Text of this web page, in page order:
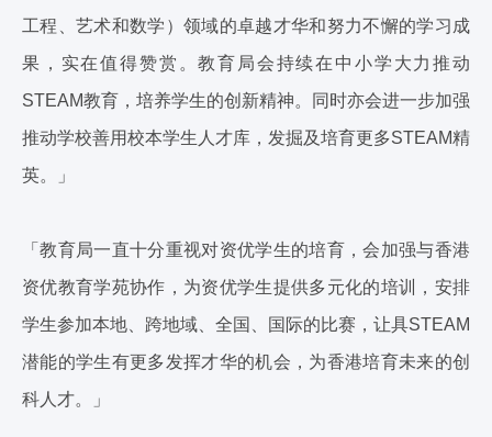
工程、艺术和数学）领域的卓越才华和努力不懈的学习成
果，实在值得赞赏。教育局会持续在中小学大力推动
STEAM教育，培养学生的创新精神。同时亦会进一步加强
推动学校善用校本学生人才库，发掘及培育更多STEAM精
英。」
「教育局一直十分重视对资优学生的培育，会加强与香港
资优教育学苑协作，为资优学生提供多元化的培训，安排
学生参加本地、跨地域、全国、国际的比赛，让具STEAM
潜能的学生有更多发挥才华的机会，为香港培育未来的创
科人才。」